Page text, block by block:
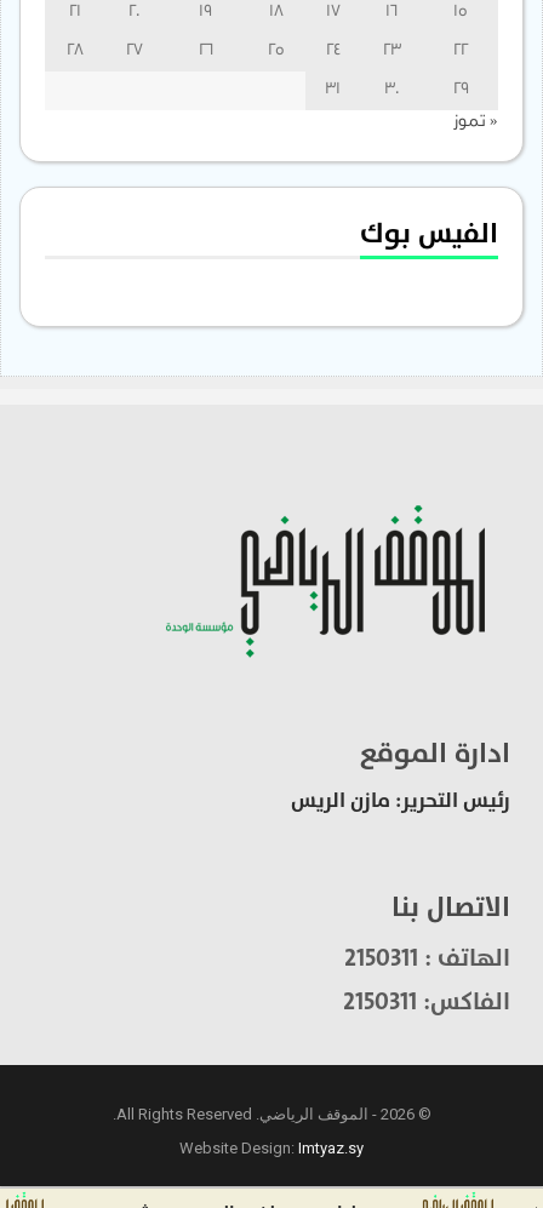
15
16
17
18
19
20
21
22
23
24
25
26
27
28
29
30
31
« تموز
الفيس بوك
ادارة الموقع
رئيس التحرير: مازن الريس
الاتصال بنا
الهاتف : 2150311
الفاكس: 2150311
© 2026 - الموقف الرياضي. All Rights Reserved.
Website Design:Imtyaz.sy